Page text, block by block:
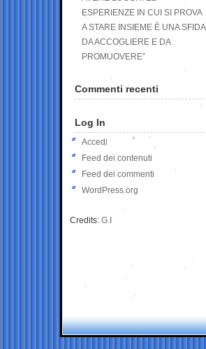
ESPERIENZE IN CUI SI PROVA
A STARE INSIEME È UNA SFIDA
DA ACCOGLIERE E DA
PROMUOVERE”
Commenti recenti
Log In
Accedi
Feed dei contenuti
Feed dei commenti
WordPress.org
Credits: G.I